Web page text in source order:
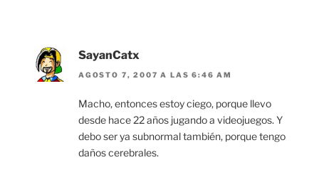
SayanCatx
AGOSTO 7, 2007 A LAS 6:46 AM
Macho, entonces estoy ciego, porque llevo
desde hace 22 años jugando a videojuegos. Y
debo ser ya subnormal también, porque tengo
daños cerebrales.